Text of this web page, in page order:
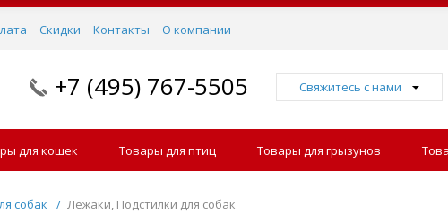
Скидки Контакты О компании
+7 (495) 767-5505 Свяжитесь с нами
для кошек Товары для птиц Товары для грызунов
собак / Лежаки, Подстилки для собак